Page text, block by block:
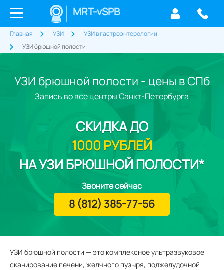
MRT-vSPB
Главная УЗИ
УЗИ в гастроэнтерологии
УЗИ брюшной полости
УЗИ брюшной полости - цены в СПб
УЗИ брюшной полости — это комплексное ультразвуковое
сканирование печени, желчного пузыря, поджелудочной
Запись во все центры Санкт-Петербурга
СКИДКАДО
1000 РУБЛЕЙ
НА УЗИ БРЮШНОЙ ПОЛОСТИ*
Звоните сейчас
8 (812) 385-77-56